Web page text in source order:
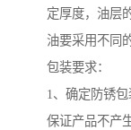
定厚度，油层
油要采用不同
包装要求：
1、确定防锈
保证产品不产